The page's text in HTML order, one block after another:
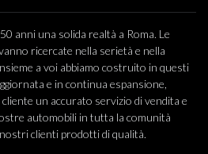
anni una solida realtà a Roma. Le
ricercate nella serietà e nella
a voi abbiamo costruito in questi
e in continua espansione,
un accurato servizio di vendita e
automobili in tutta la comunità
clienti prodotti di qualità.